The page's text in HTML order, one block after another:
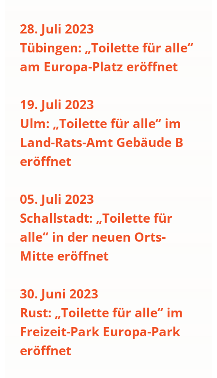
28. Juli 2023
Tübingen: „Toilette für alle“
am Europa-Platz eröffnet
19. Juli 2023
Ulm: „Toilette für alle“ im
Land-Rats-Amt Gebäude B
eröffnet
05. Juli 2023
Schallstadt: „Toilette für
alle“ in der neuen Orts-
Mitte eröffnet
30. Juni 2023
Rust: „Toilette für alle“ im
Freizeit-Park Europa-Park
eröffnet